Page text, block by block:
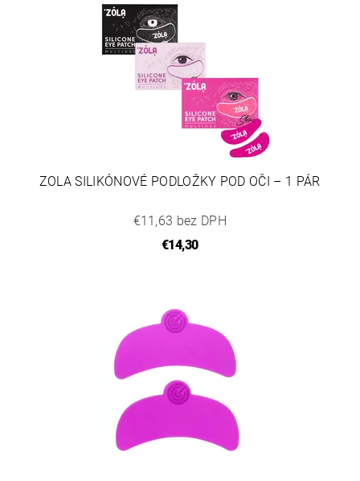
ZOLA SILIKÓNOVÉ PODLOŽKY POD OČI – 1 PÁR
€11,63 bez DPH
€14,30